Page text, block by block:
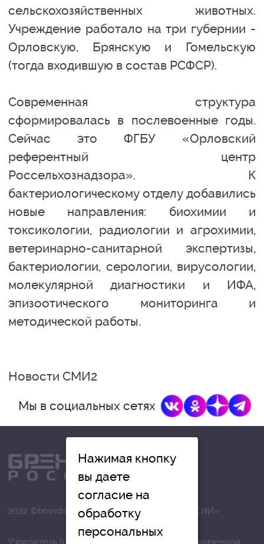
сельскохозяйственных животных.
Учреждение работало на три губернии -
Орловскую, Брянскую и Гомельскую
(тогда входившую в состав РСФСР).
Современная структура
сформировалась в послевоенные годы.
Сейчас это ФГБУ «Орловский
референтный центр
Россельхознадзора». К
бактериологическому отделу добавились
новые направления: биохимии и
токсикологии, радиологии и агрохимии,
ветеринарно-санитарной экспертизы,
бактериологии, серологии, вирусологии,
молекулярной диагностики и ИФА,
эпизоотического мониторинга и
методической работы.
Новости СМИ2
Мы в социальных сетях
2022 ©brandrussia.online | СИ «БРЕНДЫ РОССИИ»
Учредитель (соучредители): Общество с ограниченной
Нажимая кнопку
вы даете
согласие на
обработку
персональных